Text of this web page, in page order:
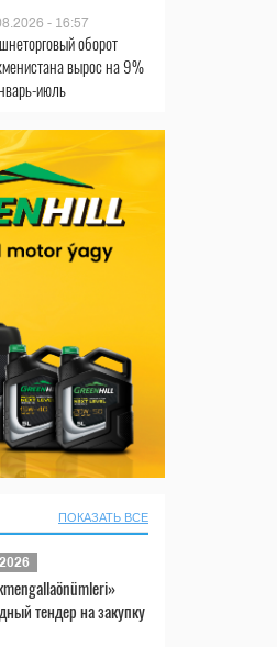
- 16:57
оборот
вырос на 9%
июль
ПОКАЗАТЬ ВСЕ
тендер на закупку